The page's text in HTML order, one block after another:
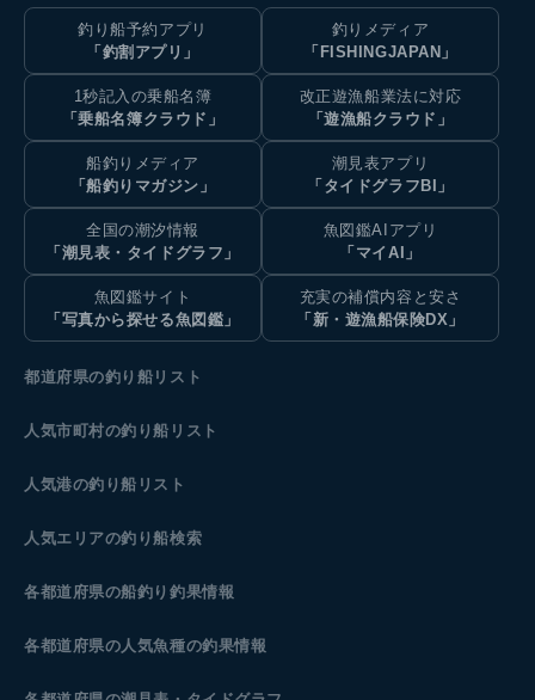
釣り船予約アプリ
「釣割アプリ」
釣りメディア
「FISHINGJAPAN」
1秒記入の乗船名簿
「乗船名簿クラウド」
改正遊漁船業法に対応
「遊漁船クラウド」
船釣りメディア
「船釣りマガジン」
潮見表アプリ
「タイドグラフBI」
全国の潮汐情報
「潮見表・タイドグラフ」
魚図鑑AIアプリ
「マイAI」
魚図鑑サイト
「写真から探せる魚図鑑」
充実の補償内容と安さ
「新・遊漁船保険DX」
都道府県の釣り船リスト
人気市町村の釣り船リスト
人気港の釣り船リスト
人気エリアの釣り船検索
各都道府県の船釣り釣果情報
各都道府県の人気魚種の釣果情報